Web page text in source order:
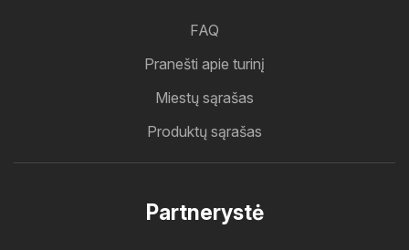
FAQ
Pranešti apie turinį
Miestų sąrašas
Produktų sąrašas
Partnerystė